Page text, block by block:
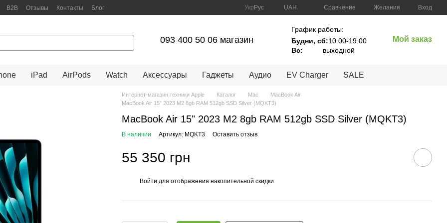
B2B Отзывы Контакты
Блог
Укр Рус UAH Сравнение Желания Вход
093 400 50 06 магазин
График работы:
Будни, сб:10:00-19:00
Вc:
выходной
Мой заказ
iPad AirPods Watch Аксессуары Гаджеты Аудио EV Charger SALE
Интернет-магазин техники Apple Каталог Mac
MacBook Air
MacBook Air 15" 2023 M2 8gb RAM 512gb SSD Silver (MQKT3)
MacBook Air 15" 2023 M2 8gb RAM 512gb SSD Silver (MQKT3)
В наличии Артикул: MQKT3 Оставить отзыв
55 350 грн
Войти для отображения накопительной скидки